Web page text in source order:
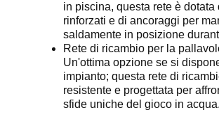
in piscina, questa rete è dotata
rinforzati e di ancoraggi per
saldamente in posizione
Rete di ricambio per la
Un'ottima opzione se si
impianto; questa rete di
resistente e progettata per
sfide uniche del gioco in acqua.